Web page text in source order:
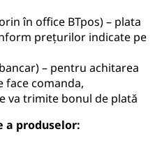
în office BTpos) – plata
prețurilor indicate pe
– pentru achitarea
face comanda,
va trimite bonul de plată
a produselor: